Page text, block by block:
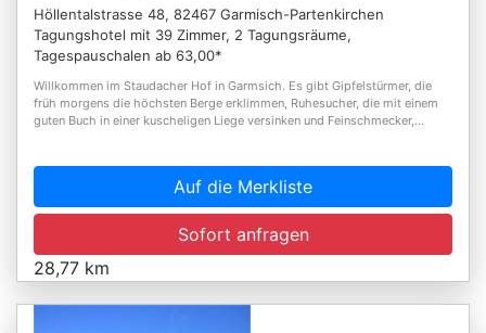
Höllentalstrasse 48, 82467 Garmisch-Partenkirchen
Tagungshotel mit 39 Zimmer, 2 Tagungsräume,
Tagespauschalen ab 63,00*
Willkommen im Staudacher Hof in Garmsich. Es gibt Gipfelstürmer, die
früh morgens die höchsten Berge erklimmen, Ruhesucher, die mit einem
guten Buch in einer kuscheligen Liege versinken und Feinschmecker,...
Auf die Merkliste
Sofort anfragen
28,77 km